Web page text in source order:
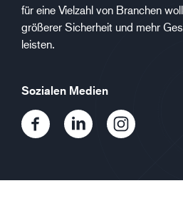
für eine Vielzahl von Branchen
größerer Sicherheit und mehr
leisten.
Sozialen Medien